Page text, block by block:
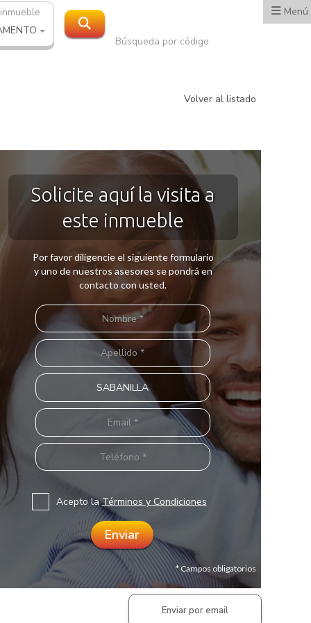
Menú
Búsqueda por código
Volver al listado
Solicite aquí la visita a
este inmueble
Por favor diligencie el siguiente formulario
y uno de nuestros asesores se pondrá en
contacto con usted.
Acepto laTérminos y Condiciones
* Campos obligatorios
Enviar por email